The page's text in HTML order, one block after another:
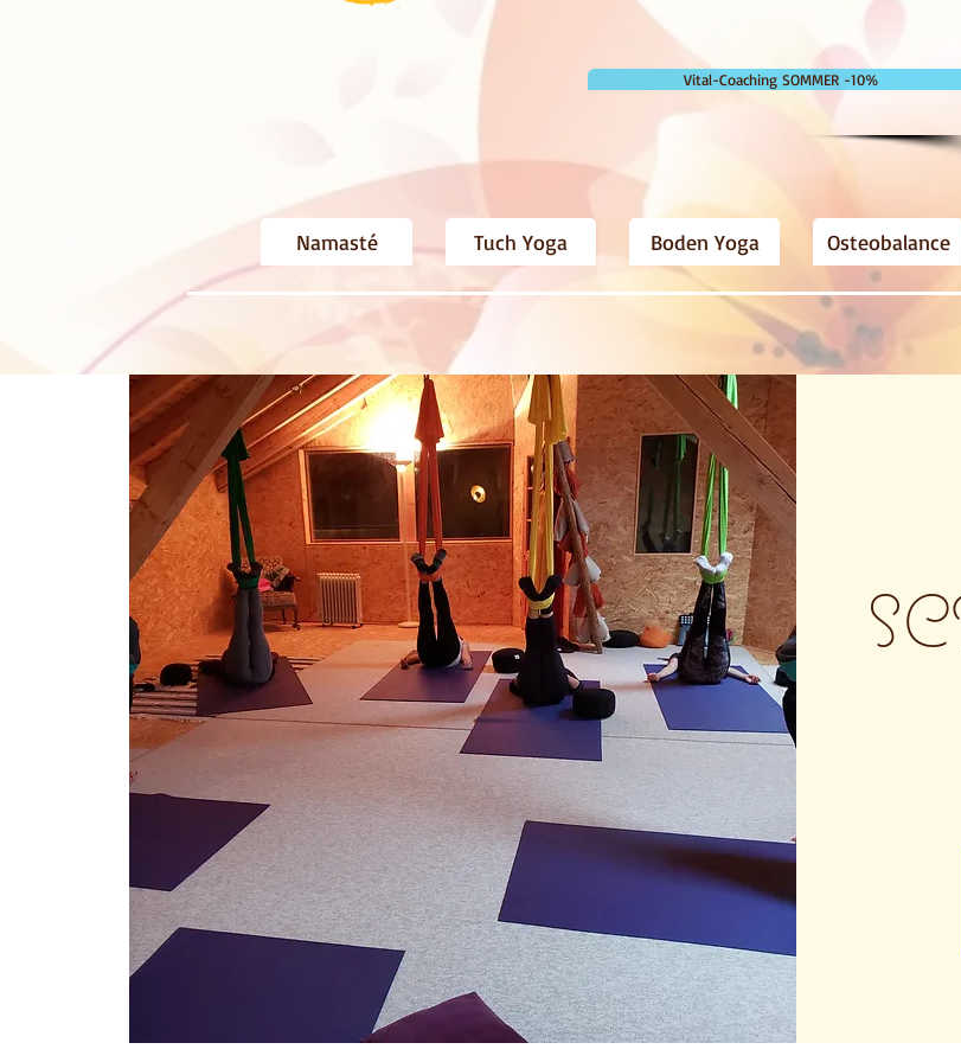
Vital-Coaching SOMMER -10%
Namasté Tuch Yoga Boden Yoga Osteobalance